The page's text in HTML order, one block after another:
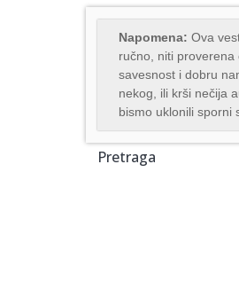
Napomena: Ova
ručno, niti
savesnost i dobru
nekog, ili krši nečija
bismo uklonili sporni
Pretraga